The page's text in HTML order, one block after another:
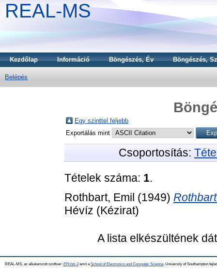
REAL-MS
Kezdőlap Információ Böngészés, Év Böngészés,
Belépés
Egy szinttel feljebb
Exportálás mint
Csoportosítás:
Tételek száma: 1.
Rothbart, Emil (1949)
Hévíz (Kézirat)
A lista elkészültének
REAL-MS, az alkalamzott szoftver: EPrints 3amit a School of Electronics and Computer Science , University of Southampton